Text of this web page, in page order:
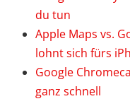
du tun
Apple Maps vs.
lohnt sich fürs
Google
ganz schnell